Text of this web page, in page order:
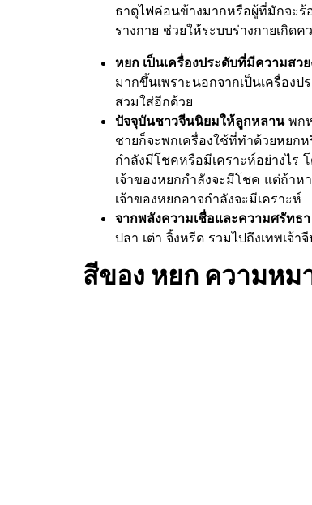
ธาตุไฟค่อนข้างมากหรือผู้ที่มักจะร้
รางกาย ช่วยให้ระบบร่างกายเกิด
หยก เป็นเครื่องประดับที่มีความสว
มากขึ้นเพราะนอกจากเป็นเครื่อง
สวมใส่อีกด้วย
ปัจจุบันชาวจีนนิยมให้ลูกหลานพกห
ชายก็จะพกเครื่องใช้ที่ทำด้วยหยก
กำลังมีโชคหรือมีเคราะห์อย่างไร
เจ้าของหยกกำลังจะมีโชค แต่ถ้า
เจ้าของหยกอาจกำลังจะมีเคราะห์
จากพลังความเชื่อและความศรัทธา
ปลา เต่า จิ้งหรีด รวมไปถึงเทพเจ้
สีของ หยก ความหม